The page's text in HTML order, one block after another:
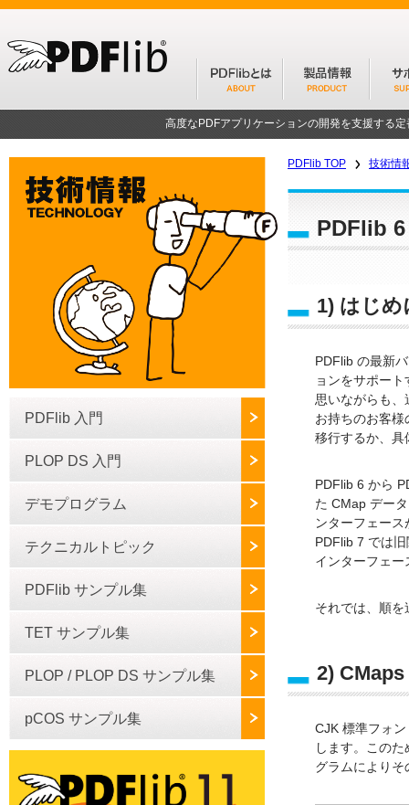
高度なPDFアプリケーションの開発を支援する
PDFlib 入門
PLOP DS 入門
デモプログラム
テクニカルトピック
PDFlib サンプル集
TET サンプル集
PLOP / PLOP DS サンプル集
pCOS サンプル集
PDFlib TOP 技術情
PDFlib
1) はじめ
PDFlib の最新
ョンをサポー
思いながらも
お持ちのお客
移行するか、具
PDFlib 6 から
た CMap デー
ンターフェー
PDFlib 7 では
インターフェ
それでは、順
2)
CJK 標準フォ
します。この
グラムにより